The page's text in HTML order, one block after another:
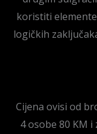
koristiti
logičkih
Cijena ovisi od
4 osobe 80 KM i